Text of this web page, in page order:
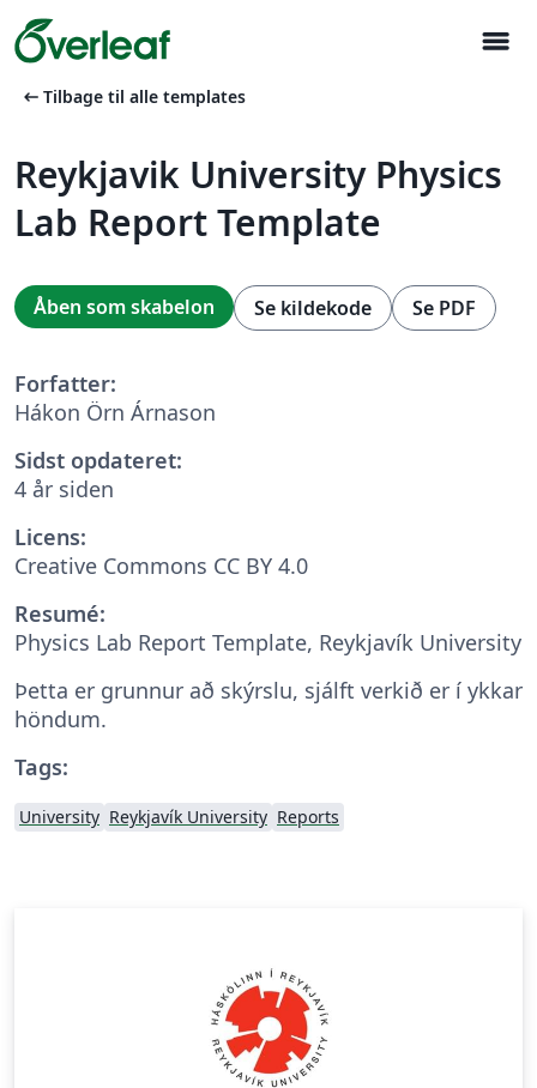
menu
arrow_left_alt Tilbage til alle templates
Reykjavik University Physics
Lab Report Template
Åben som skabelon Se kildekode Se PDF
Forfatter:
Hákon Örn Árnason
Sidst opdateret:
4 år siden
Licens:
Creative Commons CC BY 4.0
Resumé:
Physics Lab Report Template, Reykjavík University
Þetta er grunnur að skýrslu, sjálft verkið er í ykkar
höndum.
Tags:
University Reykjavík University Reports